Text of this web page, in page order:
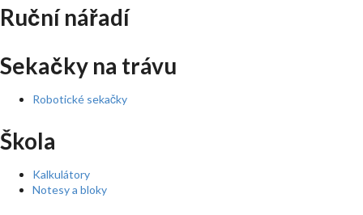
Ruční nářadí
Sekačky na trávu
Robotické sekačky
Škola
Kalkulátory
Notesy a bloky